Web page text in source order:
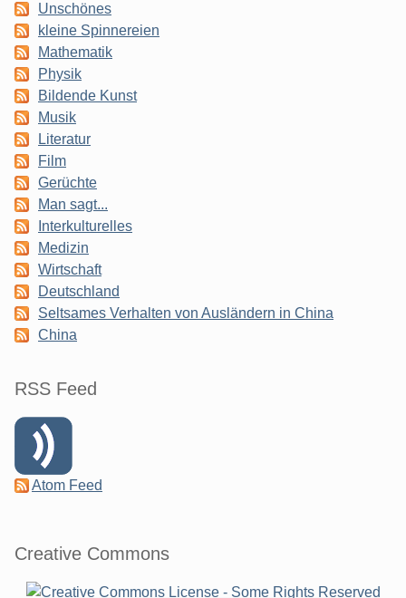
Unschönes
kleine Spinnereien
Mathematik
Physik
Bildende Kunst
Musik
Literatur
Film
Gerüchte
Man sagt...
Interkulturelles
Medizin
Wirtschaft
Deutschland
Seltsames Verhalten von Ausländern in China
China
RSS Feed
Atom Feed
Creative Commons